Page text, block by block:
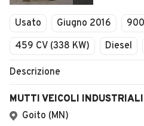
Usato Giugno 2016
459 CV (338 KW)
Diesel
Descrizione
Goito (MN)